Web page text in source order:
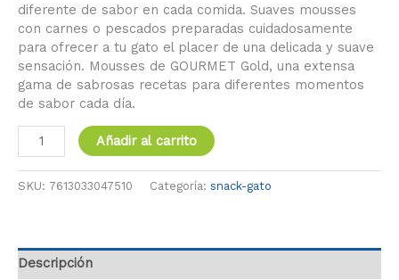
diferente de sabor en cada comida. Suaves mousses
con carnes o pescados preparadas cuidadosamente
para ofrecer a tu gato el placer de una delicada y suave
sensación. Mousses de GOURMET Gold, una extensa
gama de sabrosas recetas para diferentes momentos
de sabor cada día.
Añadir al carrito
SKU: 7613033047510 Categoría: snack-gato
Descripción